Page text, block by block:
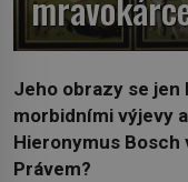
Jeho obrazy se
morbidními výjevy
Hieronymus Bosch
Právem?